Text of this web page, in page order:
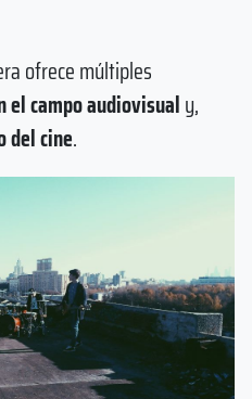
ofrece múltiples
campo audiovisualy,
del cine.